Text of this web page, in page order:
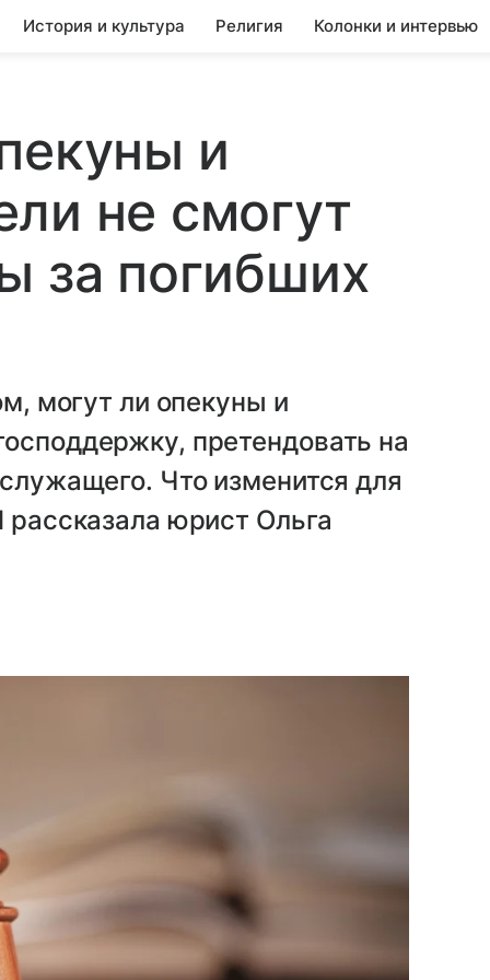
История и культура Религия Колонки и интервью
и
не смогут
за погибших
могут ли опекуны и
претендовать на
Что изменится для
юрист Ольга